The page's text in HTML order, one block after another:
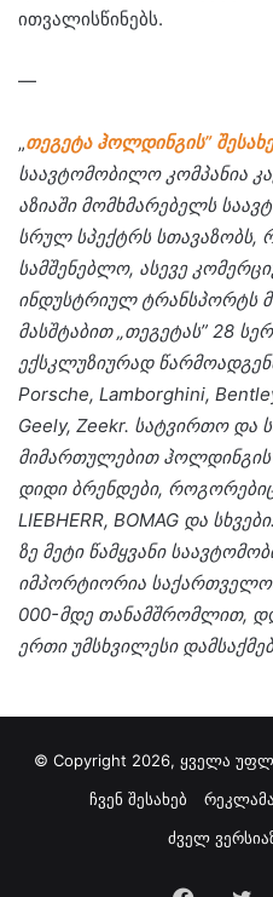
ითვალისწინებს.
—
„თეგეტა ჰოლდინგის”
საავტომობილო კომპანია
აზიაში მომხმარებელს
სრულ სპექტრს სთავაზობს,
სამშენებლო, ასევე
ინდუსტრიულ ტრანსპორტს
მასშტაბით „თეგეტას” 28
ექსკლუზიურად
Porsche, Lamborghini,
Geely, Zeekr. სატვირთო და
მიმართულებით ჰოლდინგის
დიდი ბრენდები,
LIEBHERR, BOMAG და სხვები.
ზე მეტი წამყვანი
იმპორტიორია
000-მდე თანამშრომლით,
ერთი უმსხვილესი
© Copyright 2026, ყველა
ჩვენ შესახებ
რეკლამა
ძველ